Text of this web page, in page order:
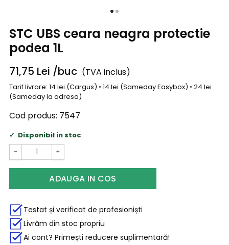
STC UBS ceara neagra protectie
podea 1L
71,75 Lei /buc (TVA inclus)
Tarif livrare: 14 lei (Cargus) • 14 lei (Sameday Easybox) • 24 lei
(Sameday la adresa)
Cod produs: 7547
Disponibil in stoc
− +
ADAUGA IN COS
Testat și verificat de profesioniști
Livrăm din stoc propriu
Ai cont? Primești reducere suplimentară!